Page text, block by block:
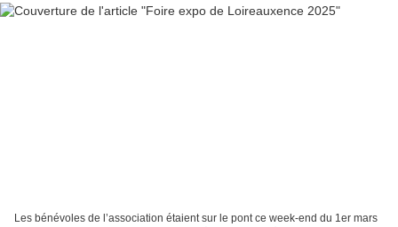
Les bénévoles de l’association étaient sur le pont ce week-end du 1er mars